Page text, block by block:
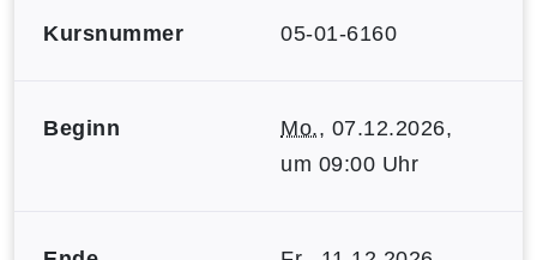
Kursnummer 05-01-6160
Beginn Mo., 07.12.2026,
um 09:00 Uhr